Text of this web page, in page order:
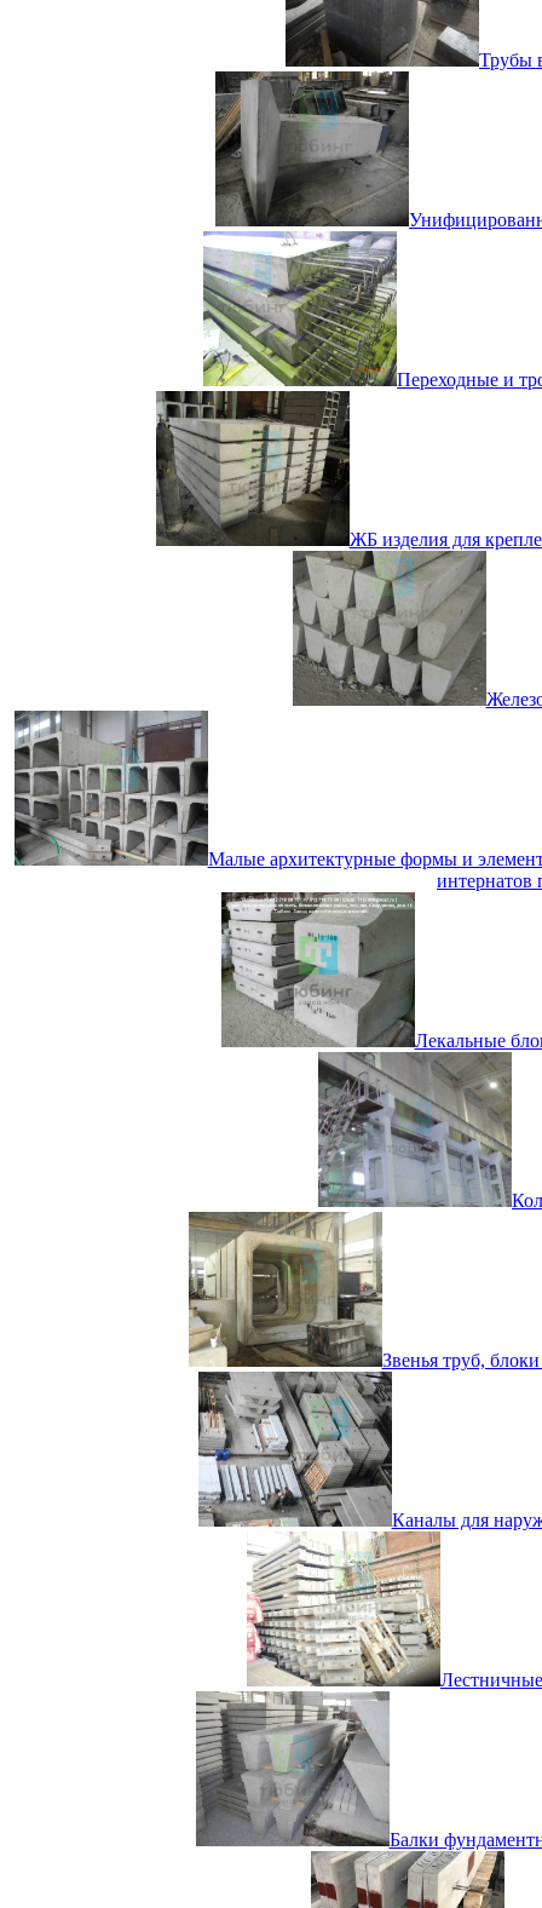
Трубы
Переходные и
ЖБ изделия для
Малые архитектурные формы и
интернатов
Лекальные
Звенья труб,
Каналы для
Балки